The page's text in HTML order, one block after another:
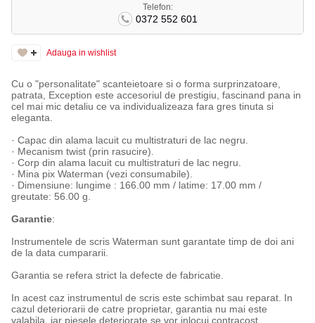
Telefon:
0372 552 601
Adauga in wishlist
Cu o "personalitate" scanteietoare si o forma surprinzatoare,
patrata, Exception este accesoriul de prestigiu, fascinand pana in
cel mai mic detaliu ce va individualizeaza fara gres tinuta si
eleganta.
· Capac din alama lacuit cu multistraturi de lac negru.
· Mecanism twist (prin rasucire).
· Corp din alama lacuit cu multistraturi de lac negru.
· Mina pix Waterman (vezi consumabile).
· Dimensiune: lungime : 166.00 mm / latime: 17.00 mm /
greutate: 56.00 g.
Garantie:
Instrumentele de scris Waterman sunt garantate timp de doi ani
de la data cumpararii.
Garantia se refera strict la defecte de fabricatie.
In acest caz instrumentul de scris este schimbat sau reparat. In
cazul deteriorarii de catre proprietar, garantia nu mai este
valabila, iar piesele deteriorate se vor inlocui contracost